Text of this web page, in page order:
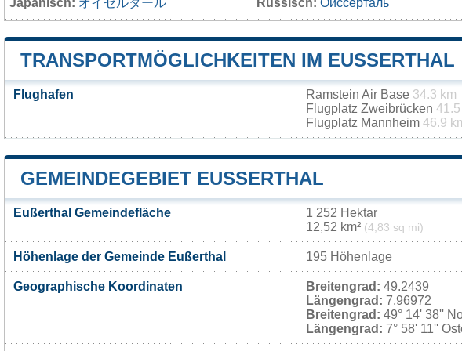
Japanisch: オイセルタール Russisch: Ойссерталь
TRANSPORTMÖGLICHKEITEN IM EUSSERTHAL
Flughafen Ramstein Air Base 34.3 km
Flugplatz Zweibrücken
Flugplatz Mannheim 46.9
GEMEINDEGEBIET EUSSERTHAL
Eußerthal Gemeindefläche
1 252 Hektar
12,52 km² (4,83 sq mi)
Höhenlage der Gemeinde Eußerthal 195 Höhenlage
Geographische Koordinaten Breitengrad: 49.2439
Längengrad: 7.96972
Breitengrad: 49° 14' 38''
Längengrad: 7° 58' 11''